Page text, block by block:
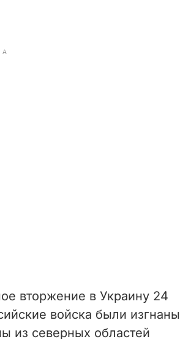
вторжение в Украину 24
войска были изгнаны
из северных областей